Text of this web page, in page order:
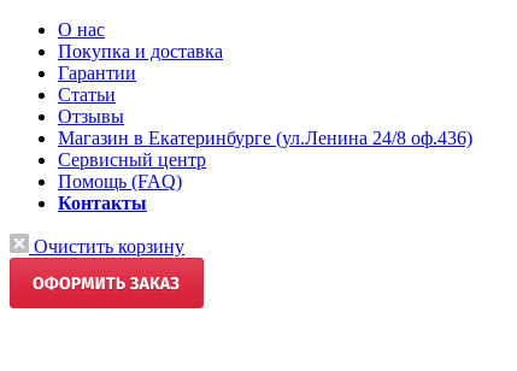
О нас
Покупка и доставка
Гарантии
Статьи
Отзывы
Магазин в Екатеринбурге (ул.Ленина 24/8 оф.436)
Сервисный центр
Помощь (FAQ)
Контакты
Очистить корзину